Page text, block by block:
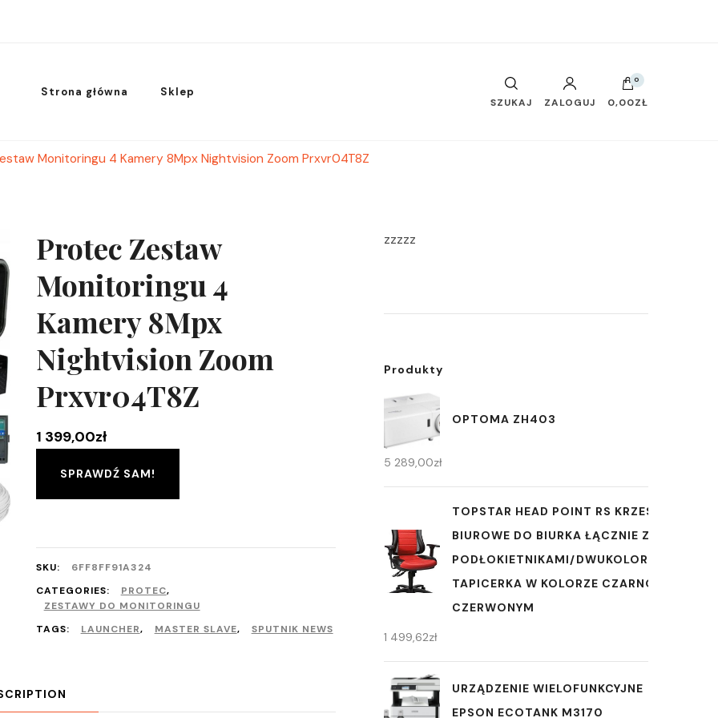
Strona główna Sklep
SZUKAJ ZALOGUJ
0
0,00ZŁ
Monitoringu 4 Kamery 8Mpx Nightvision Zoom Prxvr04T8Z
Protec Zestaw
Monitoringu 4
Kamery 8Mpx
Nightvision Zoom
Prxvr04T8Z
1 399,00zł
SPRAWDŹ SAM!
SKU:
6FF8FF91A324
CATEGORIES:
PROTEC,
ZESTAWY DO MONITORINGU
TAGS:
LAUNCHER, MASTER SLAVE, SPUTNIK NEWS
zzzzz
Produkty
OPTOMA ZH403
5 289,00zł
TOPSTAR HEAD POINT RS KRZESŁO
BIUROWE DO BIURKA ŁĄCZNIE Z
PODŁOKIETNIKAMI/DWUKOLOROWA
TAPICERKA W KOLORZE CZARNO-
CZERWONYM
1 499,62zł
URZĄDZENIE WIELOFUNKCYJNE
EPSON ECOTANK M3170